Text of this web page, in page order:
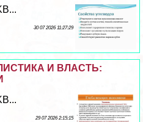
30 07 2026 11:27:29
И ВЛАСТЬ:
29 07 2026 2:15:15